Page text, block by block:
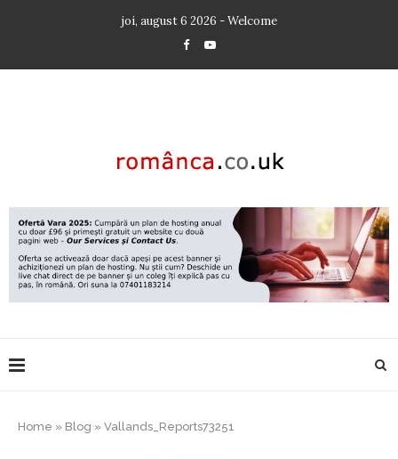
joi, august 6 2026 - Welcome
Home » Blog » Vallands_Reports73251